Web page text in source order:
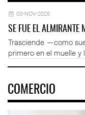
03-NOV-2025
SE FUE EL ALMIRANTE
Trasciende —como
primero en el muelle y
COMERCIO